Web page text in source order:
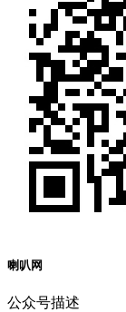
喇叭网
公众号描述